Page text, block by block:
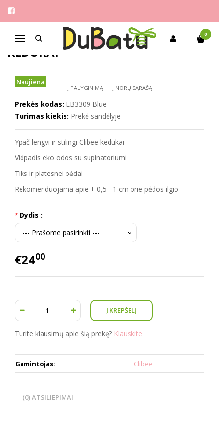
Navigacija
0
Pagrindinis
CLIBEE 27-32 YPAČ LENGVI
KEDUKAI
Naujiena
Į PALYGINIMĄ Į NORŲ SĄRAŠĄ
Prekės kodas: LB3309 Blue
Turimas kiekis: Prekė sandėlyje
Ypač lengvi ir stilingi Clibee kedukai
Vidpadis eko odos su supinatoriumi
Tiks ir platesnei pėdai
Rekomenduojama apie + 0,5 - 1 cm prie pėdos ilgio
Dydis :
€2400
Turite klausimų apie šią prekę? Klauskite
Gamintojas: Clibee
(0) ATSILIEPIMAI